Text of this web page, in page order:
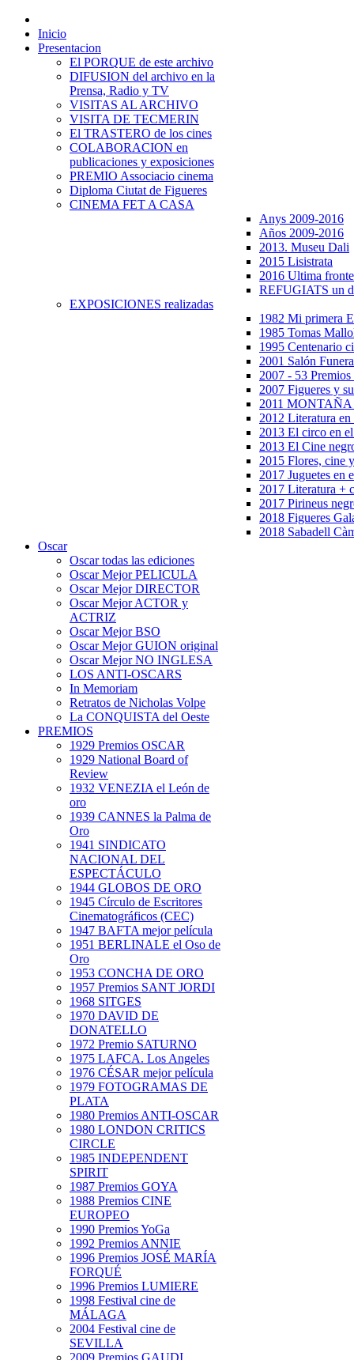
Inicio
Presentacion
El PORQUE de este archivo
DIFUSION del archivo en la
Prensa, Radio y TV
VISITAS AL ARCHIVO
VISITA DE TECMERIN
El TRASTERO de los cines
COLABORACION en
publicaciones y exposiciones
PREMIO Associacio cinema
Diploma Ciutat de Figueres
CINEMA FET A CASA
Anys 2009-2016
Años 2009-2016
2013. Museu Dali
2015 Lisistrata
2016 Ultima
REFUGIATS un
EXPOSICIONES realizadas
1982 Mi primera
1985 Tomas
1995 Centenario
2001 Salón
2007 - 53 Premios
2007 Figueres y
2011 MONTAÑA
2012 Literatura en
2013 El circo en
2013 El Cine
2015 Flores, cine
2017 Juguetes en
2017 Literatura +
2017 Pirineus
2018 Figueres
2018 Sabadell
Oscar
Oscar todas las ediciones
Oscar Mejor PELICULA
Oscar Mejor DIRECTOR
Oscar Mejor ACTOR y
ACTRIZ
Oscar Mejor BSO
Oscar Mejor GUION original
Oscar Mejor NO INGLESA
LOS ANTI-OSCARS
In Memoriam
Retratos de Nicholas Volpe
La CONQUISTA del Oeste
PREMIOS
1929 Premios OSCAR
1929 National Board of
Review
1932 VENEZIA el León de
oro
1939 CANNES la Palma de
Oro
1941 SINDICATO
NACIONAL DEL
ESPECTÁCULO
1944 GLOBOS DE ORO
1945 Círculo de Escritores
Cinematográficos (CEC)
1947 BAFTA mejor película
1951 BERLINALE el Oso de
Oro
1953 CONCHA DE ORO
1957 Premios SANT JORDI
1968 SITGES
1970 DAVID DE
DONATELLO
1972 Premio SATURNO
1975 LAFCA. Los Angeles
1976 CÉSAR mejor película
1979 FOTOGRAMAS DE
PLATA
1980 Premios ANTI-OSCAR
1980 LONDON CRITICS
CIRCLE
1985 INDEPENDENT
SPIRIT
1987 Premios GOYA
1988 Premios CINE
EUROPEO
1990 Premios YoGa
1992 Premios ANNIE
1996 Premios JOSÉ MARÍA
FORQUÉ
1996 Premios LUMIERE
1998 Festival cine de
MÁLAGA
2004 Festival cine de
SEVILLA
2009 Premios GAUDI